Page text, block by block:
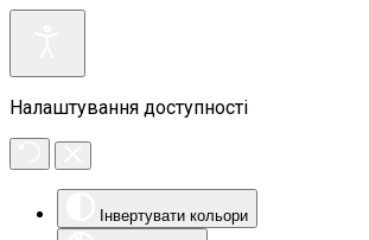
Налаштування доступності
Інвертувати кольори